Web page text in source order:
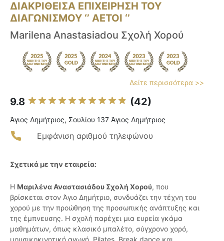
ΔΙΑΚΡΙΘΕΙΣΑ ΕΠΙΧΕΙΡΗΣΗ ΤΟΥ
ΔΙΑΓΩΝΙΣΜΟΥ ‘’ ΑΕΤΟΙ ‘’
Marilena Anastasiadou Σχολή Χορού
Δείτε περισσότερα >>
9.8 (42)
Άγιος Δημήτριος, Σουλίου 137 Άγιος Δημήτριος
Εμφάνιση αριθμού τηλεφώνου
Σχετικά με την εταιρεία:
Η Μαριλένα Αναστασιάδου Σχολή Χορού, που
βρίσκεται στον Άγιο Δημήτριο, συνδυάζει την τέχνη του
χορού με την προώθηση της προσωπικής ανάπτυξης και
της έμπνευσης. Η σχολή παρέχει μια ευρεία γκάμα
μαθημάτων, όπως κλασικό μπαλέτο, σύγχρονο χορό,
μουσικοκινητική αγωγή, Pilates, Break dance και